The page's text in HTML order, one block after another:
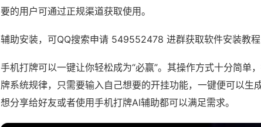
要的用户可通过正规渠道获取使用。
辅助安装，可QQ搜索申请 549552478 进群获取软件安装教程
手机打牌可以一键让你轻松成为“必赢”。其操作方式十分简单
牌系统规律，只需要输入自己想要的开挂功能，一键便可以生
想分享给好友或者使用手机打牌AI辅助都可以满足需求。